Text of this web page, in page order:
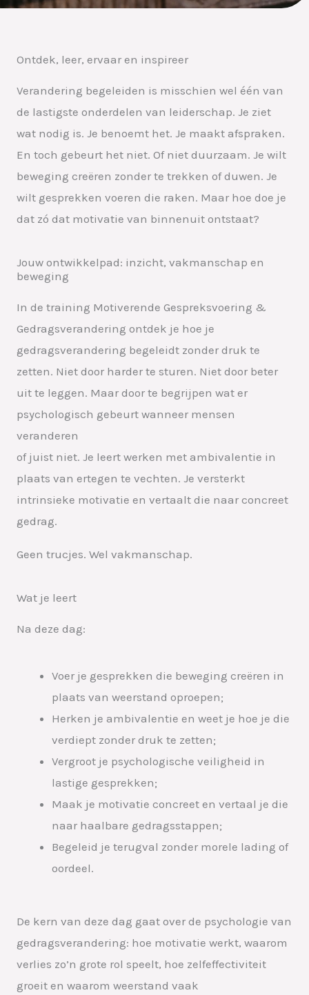
Ontdek, leer, ervaar en inspireer
Verandering begeleiden is misschien wel één van
de lastigste onderdelen van leiderschap. Je ziet
wat nodig is. Je benoemt het. Je maakt afspraken.
En toch gebeurt het niet. Of niet duurzaam. Je wilt
beweging creëren zonder te trekken of duwen. Je
wilt gesprekken voeren die raken. Maar hoe doe je
dat zó dat motivatie van binnenuit ontstaat?
Jouw ontwikkelpad: inzicht, vakmanschap en
beweging
In de training Motiverende Gespreksvoering &
Gedragsverandering ontdek je hoe je
gedragsverandering begeleidt zonder druk te
zetten. Niet door harder te sturen. Niet door beter
uit te leggen. Maar door te begrijpen wat er
psychologisch gebeurt wanneer mensen
veranderen
of juist niet. Je leert werken met ambivalentie in
plaats van ertegen te vechten. Je versterkt
intrinsieke motivatie en vertaalt die naar concreet
gedrag.
Geen trucjes. Wel vakmanschap.
Wat je leert
Na deze dag:
Voer je gesprekken die beweging creëren in
plaats van weerstand oproepen;
Herken je ambivalentie en weet je hoe je die
verdiept zonder druk te zetten;
Vergroot je psychologische veiligheid in
lastige gesprekken;
Maak je motivatie concreet en vertaal je die
naar haalbare gedragsstappen;
Begeleid je terugval zonder morele lading of
oordeel.
De kern van deze dag gaat over de psychologie van
gedragsverandering: hoe motivatie werkt, waarom
verlies zo’n grote rol speelt, hoe zelfeffectiviteit
groeit en waarom weerstand vaak